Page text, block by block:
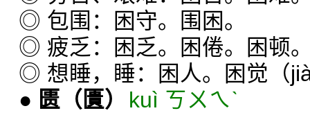
◎ 包围：困守。围困。
◎ 疲乏：困乏。困倦。困顿
◎ 想睡，睡：困人。困觉（
● 匮 （匱）
kuì ㄎㄨㄟˋ